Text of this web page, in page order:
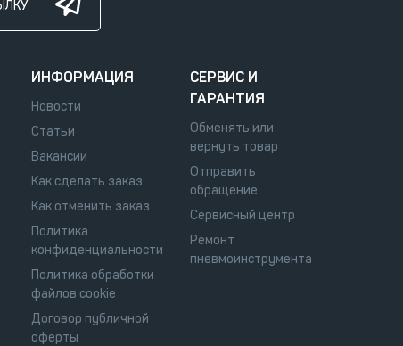
ИНФОРМАЦИЯ
Новости
Статьи
Вакансии
Как сделать заказ
Как отменить заказ
Политика
конфиденциальности
Политика обработки
файлов cookie
Договор публичной
оферты
СЕРВИС И
ГАРАНТИЯ
Обменять или
вернуть товар
Отправить
обращение
Сервисный центр
Ремонт
пневмоинструмента